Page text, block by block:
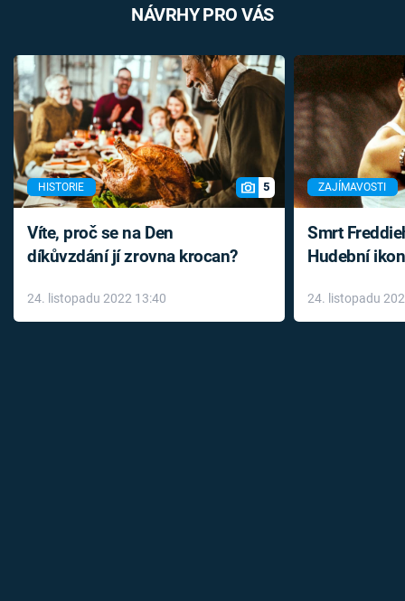
NÁVRHY PRO VÁS
HISTORIE 5
Víte, proč se na Den
díkůvzdání jí zrovna krocan?
24. listopadu 2022 13:40
ZAJÍMAVOSTI
Smrt
Hudební
léky
24. listopadu